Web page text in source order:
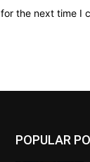
the next time I
POPULAR